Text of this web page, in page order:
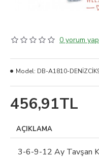
0 yorum
456,91TL
Model: DB-A1810-
AÇIKLAMA
3-6-9-12 Ay Tavşan